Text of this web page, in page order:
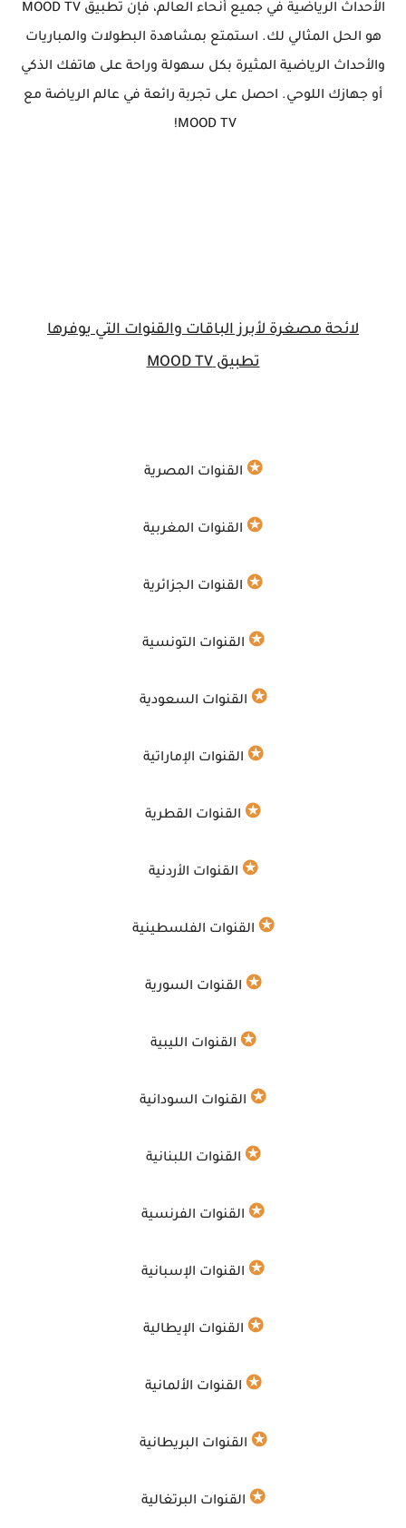
الأحداث الرياضية في جميع أنحاء العالم، فإن تطبيق MOOD TV
هو الحل المثالي لك. استمتع بمشاهدة البطولات والمباريات
والأحداث الرياضية المثيرة بكل سهولة وراحة على هاتفك الذكي
أو جهازك اللوحي. احصل على تجربة رائعة في عالم الرياضة مع
MOOD TV!
لائحة مصغرة لأبرز الباقات والقنوات التي يوفرها
تطبيقMOOD TV
✪ القنوات المصرية
✪ القنوات المغربية
✪ القنوات الجزائرية
✪ القنوات التونسية
✪ القنوات السعودية
✪ القنوات الإماراتية
✪ القنوات القطرية
✪ القنوات الأردنية
✪ القنوات الفلسطينية
✪ القنوات السورية
✪ القنوات الليبية
✪ القنوات السودانية
✪ القنوات اللبنانية
✪ القنوات الفرنسية
✪ القنوات الإسبانية
✪ القنوات الإيطالية
✪ القنوات الألمانية
✪ القنوات البريطانية
✪ القنوات البرتغالية